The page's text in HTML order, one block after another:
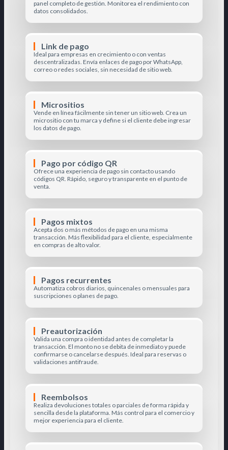
panel completo de gestión. Monitorea el rendimiento con
datos consolidados.
Link de pago
Ideal para empresas en crecimiento o con ventas
descentralizadas. Envía enlaces de pago por WhatsApp,
correo o redes sociales, sin necesidad de sitio web.
Micrositios
Vende en línea fácilmente sin tener un sitio web. Crea un
micrositio con tu marca y define si el cliente debe ingresar
los datos de pago.
Pago por código QR
Ofrece una experiencia de pago sin contacto usando
códigos QR. Rápido, seguro y transparente en el punto de
venta.
Pagos mixtos
Acepta dos o más métodos de pago en una misma
transacción. Más flexibilidad para el cliente, especialmente
en compras de alto valor.
Pagos recurrentes
Automatiza cobros diarios, quincenales o mensuales para
suscripciones o planes de pago.
Preautorización
Valida una compra o identidad antes de completar la
transacción. El monto no se debita de inmediato y puede
confirmarse o cancelarse después. Ideal para reservas o
validaciones antifraude.
Reembolsos
Realiza devoluciones totales o parciales de forma rápida y
sencilla desde la plataforma. Más control para el comercio y
mejor experiencia para el cliente.